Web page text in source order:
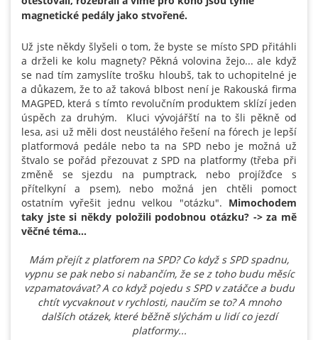
magnetické pedály jako stvořené.
Už jste někdy šlyšeli o tom, že byste se místo SPD přitáhli
a drželi ke kolu magnety? Pěkná volovina žejo... ale když
se nad tím zamyslíte trošku hloubš, tak to uchopitelné je
a důkazem, že to až taková blbost není je Rakouská firma
MAGPED, která s tímto revolučním produktem sklízí jeden
úspěch za druhým. Kluci vývojářští na to šli pěkně od
lesa, asi už měli dost neustálého řešení na fórech je lepší
platformová pedále nebo ta na SPD nebo je možná už
štvalo se pořád přezouvat z SPD na platformy (třeba při
změně se sjezdu na pumptrack, nebo projížďce s
přítelkyní a psem), nebo možná jen chtěli pomoct
ostatním vyřešit jednu velkou "otázku". Mimochodem
taky jste si někdy položili podobnou otázku? -> za mě
věčné téma...
Mám přejít z platforem na SPD? Co když s SPD spadnu,
vypnu se pak nebo si nabančím, že se z toho budu měsíc
vzpamatovávat? A co když pojedu s SPD v zatáčce a budu
chtít vycvaknout v rychlosti, naučím se to? A mnoho
dalších otázek, které běžně slýchám u lidí co jezdí
platformy...